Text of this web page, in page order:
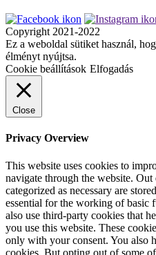
Copyright 2021-2022
Ez a weboldal sütiket használ,
élményt nyújtsa.
Cookie beállítások Elfogadás
Close
Privacy Overview
This website uses cookies to
navigate through the website. Out
categorized as necessary are
essential for the working of basic
also use third-party cookies that
you use this website. These
only with your consent. You also
cookies. But opting out of some